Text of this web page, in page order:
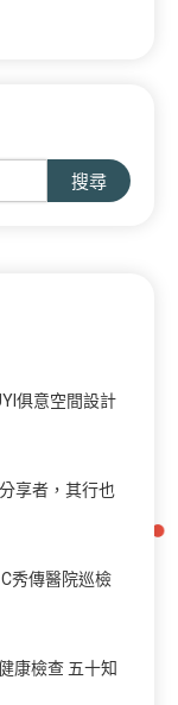
搜尋
俱意空間設計
享者，其行也
秀傳醫院巡檢
康檢查 五十知